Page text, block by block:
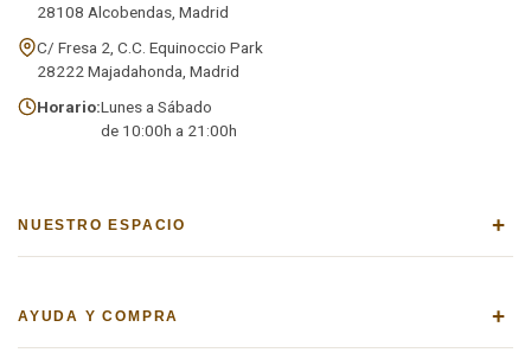
28108 Alcobendas, Madrid
C/ Fresa 2, C.C. Equinoccio Park
28222 Majadahonda, Madrid
Horario:Lunes a Sábado
de 10:00h a 21:00h
NUESTRO ESPACIO +
AYUDA Y COMPRA +